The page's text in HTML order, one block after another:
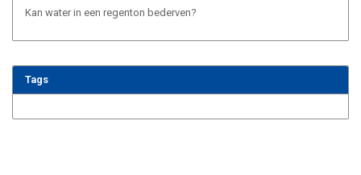
Kan water in een regenton bederven?
Tags